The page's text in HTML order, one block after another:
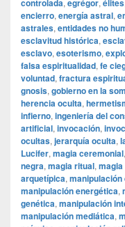
controlada, egrégor, élites
encierro, energía astral,
astrales, entidades no
esclavitud histórica,
esclavo, esoterismo,
falsa espiritualidad, fe
voluntad, fractura
gnosis, gobierno en la
herencia oculta,
infierno, ingeniería del
artificial, invocación,
ocultas, jerarquía oculta,
Lucifer, magia ceremonial,
negra, magia ritual,
arquetípica,
manipulación energética,
genética, manipulación
manipulación mediática,